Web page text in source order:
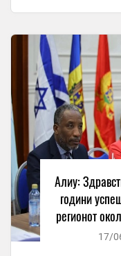
Алиу:
години
регионот
здравје и
17/